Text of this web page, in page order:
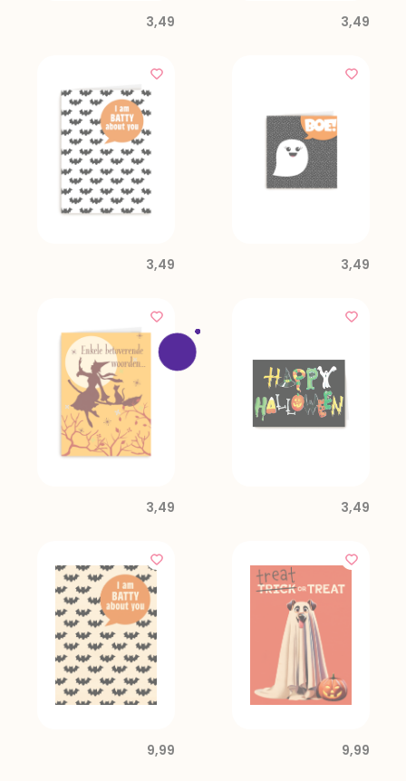
3,49 3,49
3,49 3,49
3,49 3,49
9,99 9,99